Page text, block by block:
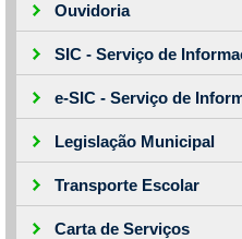
Ouvidoria
SIC - Serviço de
e-SIC - Serviço de
Legislação Municipal
Transporte Escolar
Carta de Serviços